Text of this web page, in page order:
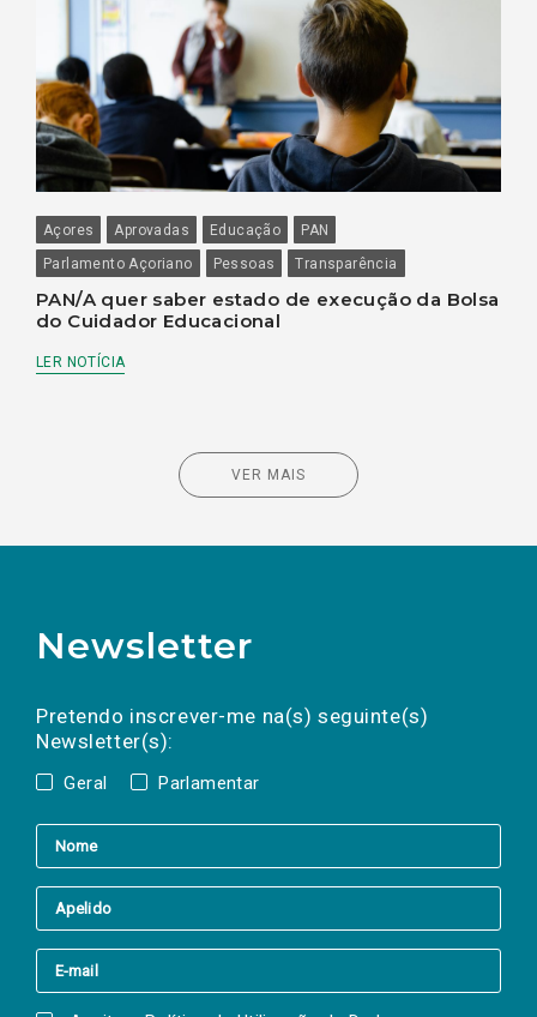
Açores Aprovadas Educação
PAN
Parlamento Açoriano
Pessoas Transparência
PAN/A quer saber estado de execução da Bolsa
do Cuidador Educacional
LER NOTÍCIA
VER MAIS
Newsletter
Pretendo inscrever-me na(s) seguinte(s)
Newsletter(s):
Geral Parlamentar
a(s) newsletter(s).
mail